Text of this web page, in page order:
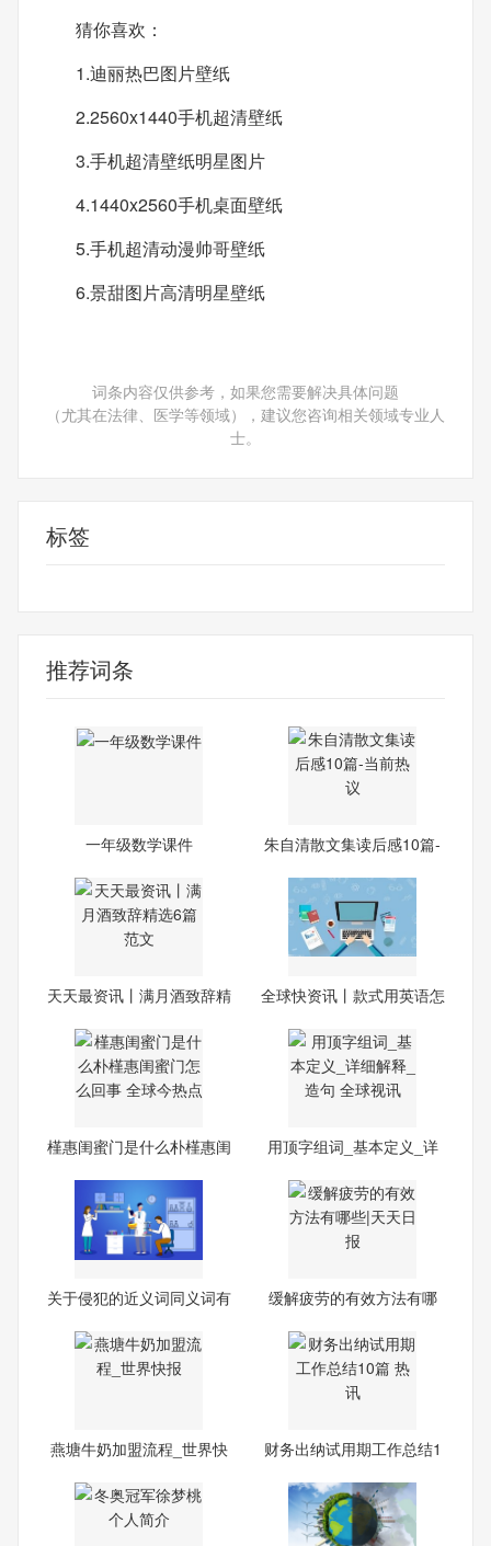
猜你喜欢：
1.迪丽热巴图片壁纸
2.2560x1440手机超清壁纸
3.手机超清壁纸明星图片
4.1440x2560手机桌面壁纸
5.手机超清动漫帅哥壁纸
6.景甜图片高清明星壁纸
词条内容仅供参考，如果您需要解决具体问题
（尤其在法律、医学等领域），建议您咨询相关领域专业人
士。
标签
推荐词条
一年级数学课件
朱自清散文集读后感10篇-
天天最资讯丨满月酒致辞精
全球快资讯丨款式用英语怎
槿惠闺蜜门是什么朴槿惠闺
用顶字组词_基本定义_详
关于侵犯的近义词同义词有
缓解疲劳的有效方法有哪
燕塘牛奶加盟流程_世界快
财务出纳试用期工作总结1